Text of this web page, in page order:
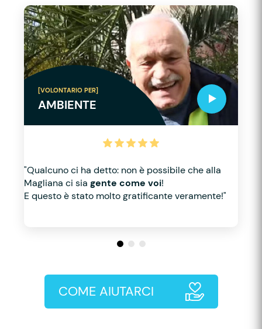
[VOLONTARIO PER]
AMBIENTE
"Qualcuno ci ha detto: non è possibile che alla
Magliana ci sia gente come voi!
E questo è stato molto gratificante veramente!"
COME AIUTARCI